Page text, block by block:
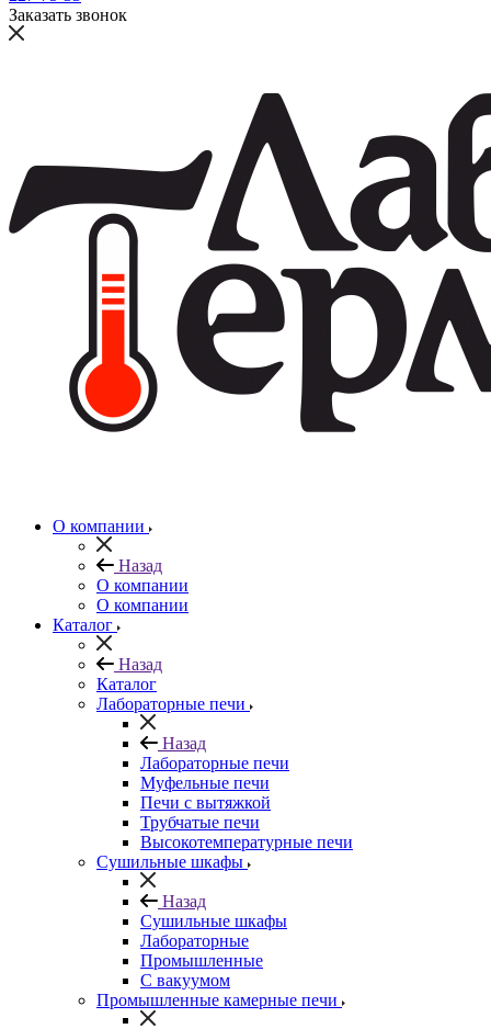
Заказать звонок
О компании
Назад
О компании
О компании
Каталог
Назад
Каталог
Лабораторные печи
Назад
Лабораторные печи
Муфельные печи
Печи с вытяжкой
Трубчатые печи
Высокотемпературные печи
Сушильные шкафы
Назад
Сушильные шкафы
Лабораторные
Промышленные
С вакуумом
Промышленные камерные печи